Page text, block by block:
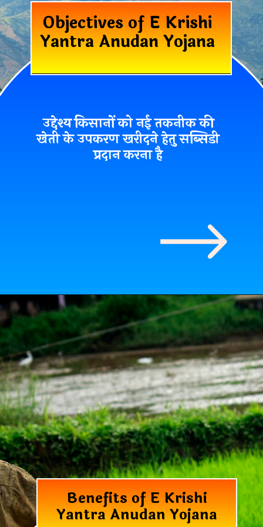
Objectives of E Krishi
Yantra Anudan Yojana
उद्देश्य किसानों को नई तकनीक की
खेती के उपकरण खरीदने हेतु सब्सिडी
प्रदान करना है
Benefits of E Krishi
Yantra Anudan Yojana